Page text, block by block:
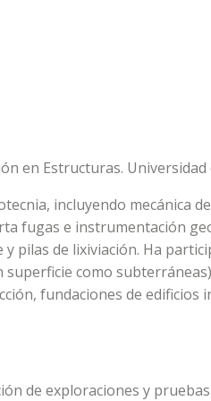
en Estructuras. Universidad
incluyendo mecánica
fugas e instrumentación
pilas de lixiviación. Ha
como
fundaciones de edificios
de exploraciones y